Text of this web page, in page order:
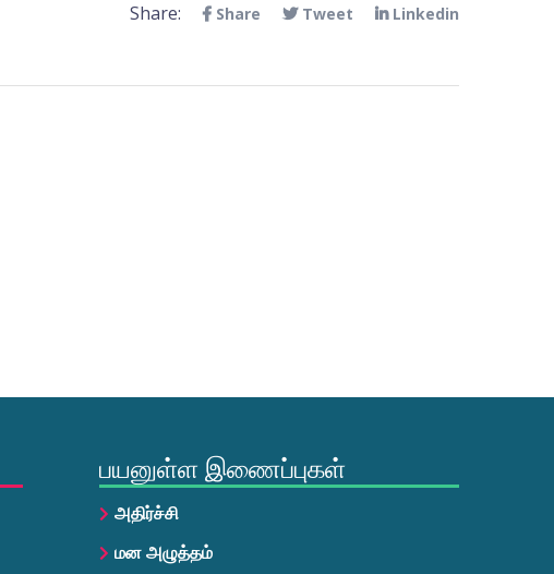
Share: Share Tweet Linkedin
பயனுள்ள இணைப்புகள்
அதிர்ச்சி
மன அழுத்தம்